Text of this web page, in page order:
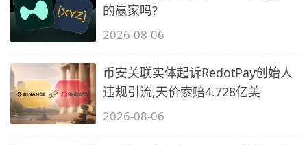
的赢家吗?
2026-08-06
币安关联实体起诉RedotPay创始人
违规引流,天价索赔4.728亿美
2026-08-06